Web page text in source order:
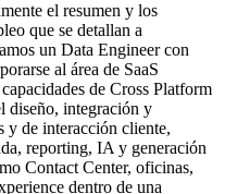
el resumen y los
que se detallan a
un Data Engineer con
al área de SaaS
de Cross Platform
diseño, integración y
y de interacción cliente,
reporting, IA y generación
Contact Center, oficinas,
dentro de una